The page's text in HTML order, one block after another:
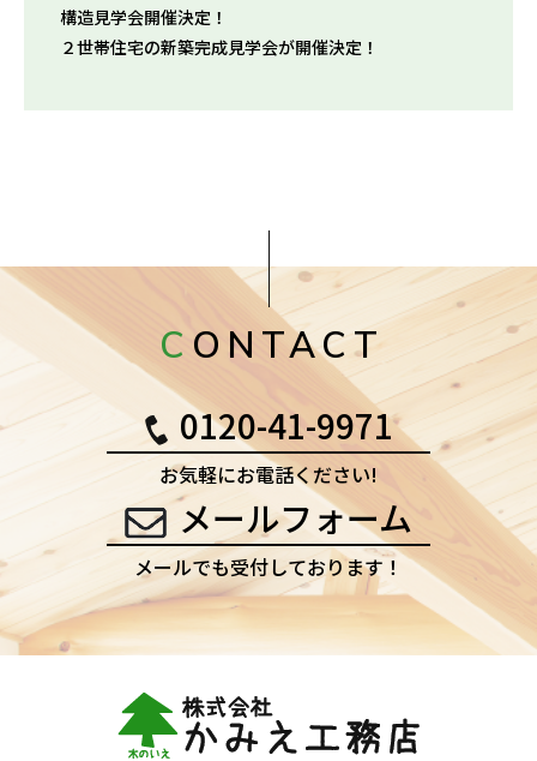
構造見学会開催決定！
２世帯住宅の新築完成見学会が開催決定！
CONTACT
0120-41-9971
お気軽にお電話ください!
メールフォーム
メールでも受付しております！